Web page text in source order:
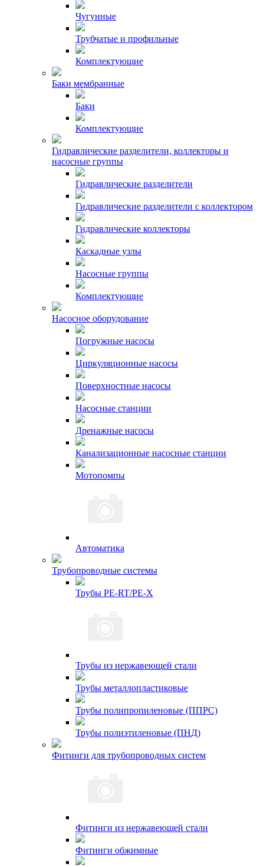
Чугунные
Трубчатые и профильные
Комплектующие
Баки мембранные
Баки
Комплектующие
Гидравлические разделители, коллекторы и
насосные группы
Гидравлические разделители
Гидравлические разделители с коллектором
Гидравлические коллекторы
Каскадные узлы
Насосные группы
Комплектующие
Насосное оборудование
Погружные насосы
Циркуляционные насосы
Поверхностные насосы
Насосные станции
Дренажные насосы
Канализационные насосные станции
Мотопомпы
Автоматика
Трубопроводные системы
Трубы PE-RT/PE-X
Трубы из нержавеющей стали
Трубы металлопластиковые
Трубы полипропиленовые (ППРС)
Трубы полиэтиленовые (ПНД)
Фитинги для трубопроводных систем
Фитинги из нержавеющей стали
Фитинги обжимные